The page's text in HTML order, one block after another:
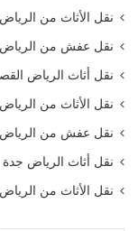
نقل الأثاث من
نقل عفش من الرياض
نقل أثاث الرياض
نقل الأثاث من
نقل عفش من الرياض
نقل أثاث الرياض جدة
نقل الأثاث من